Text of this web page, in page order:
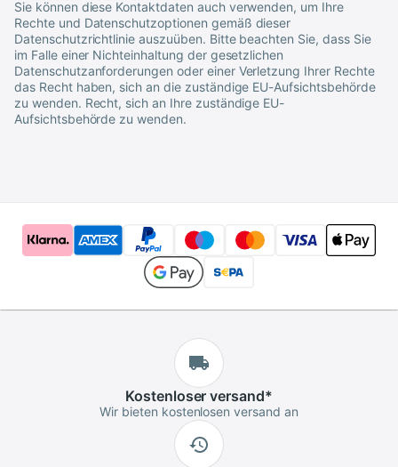
Sie können diese Kontaktdaten auch verwenden, um Ihre
Rechte und Datenschutzoptionen gemäß dieser
Datenschutzrichtlinie auszuüben. Bitte beachten Sie, dass Sie
im Falle einer Nichteinhaltung der gesetzlichen
Datenschutzanforderungen oder einer Verletzung Ihrer Rechte
das Recht haben, sich an die zuständige EU-Aufsichtsbehörde
zu wenden. Recht, sich an Ihre zuständige EU-
Aufsichtsbehörde zu wenden.
Kostenloser versand*
Wir bieten kostenlosen versand an